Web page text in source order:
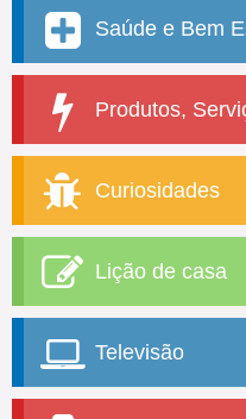
Saúde e Bem
Produtos,
Curiosidades
Lição de casa
Televisão